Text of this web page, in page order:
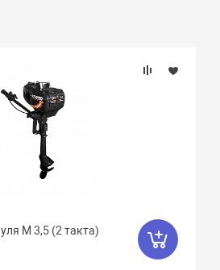
мотора, л.с.
М 3,5 (2 такта)